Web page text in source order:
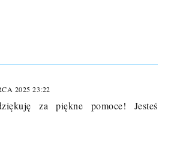
2025 23:22
za piękne pomoce! Jesteś